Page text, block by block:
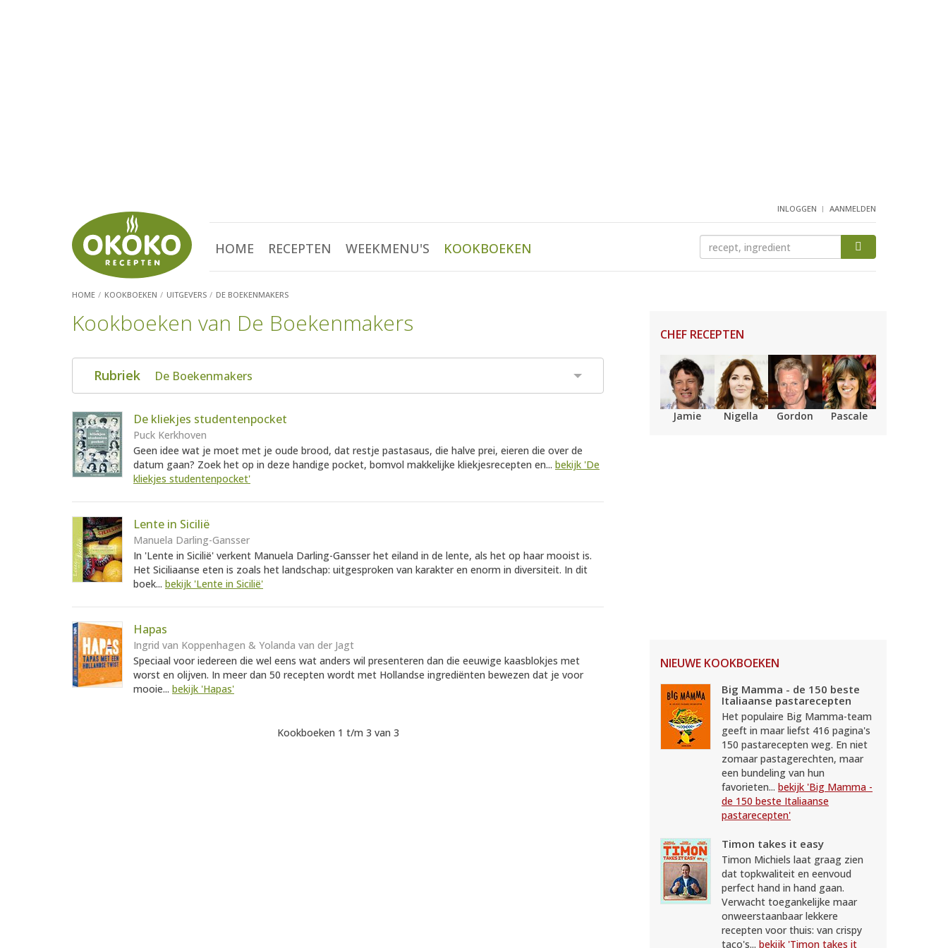
INLOGGEN AANMELDEN
HOME RECEPTEN WEEKMENU'S KOOKBOEKEN
HOME KOOKBOEKEN UITGEVERS DE BOEKENMAKERS
Kookboeken van De Boekenmakers
Rubriek De Boekenmakers
De kliekjes studentenpocket
Puck Kerkhoven
Geen idee wat je moet met je oude brood, dat restje pastasaus, die halve prei, eieren die over de
datum gaan? Zoek het op in deze handige pocket, bomvol makkelijke kliekjesrecepten en... bekijk 'De
kliekjes studentenpocket'
Lente in Sicilië
Manuela Darling-Gansser
In 'Lente in Sicilië' verkent Manuela Darling-Gansser het eiland in de lente, als het op haar mooist is.
Het Siciliaanse eten is zoals het landschap: uitgesproken van karakter en enorm in diversiteit. In dit
boek... bekijk 'Lente in Sicilië'
Hapas
Ingrid van Koppenhagen & Yolanda van der Jagt
Speciaal voor iedereen die wel eens wat anders wil presenteren dan die eeuwige kaasblokjes met
worst en olijven. In meer dan 50 recepten wordt met Hollandse ingrediënten bewezen dat je voor
mooie... bekijk 'Hapas'
Kookboeken 1 t/m 3 van 3
CHEF RECEPTEN
Jamie Nigella Gordon Pascale
NIEUWE KOOKBOEKEN
Big Mamma - de 150 beste
Italiaanse pastarecepten
Het populaire Big Mamma-team
geeft in maar liefst 416 pagina's
150 pastarecepten weg. En niet
zomaar pastagerechten, maar
een bundeling van hun
favorieten... bekijk 'Big Mamma -
de 150 beste Italiaanse
pastarecepten'
Timon takes it easy
Timon Michiels laat graag zien
dat topkwaliteit en eenvoud
perfect hand in hand gaan.
Verwacht toegankelijke maar
onweerstaanbaar lekkere
recepten voor thuis: van crispy
taco's... bekijk 'Timon takes it